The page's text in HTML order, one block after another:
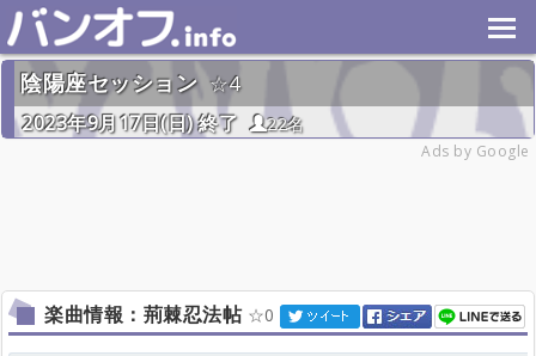
陰陽座セッション
4
2023年9月17日(日) 終了
22名
Ads by Google
楽曲情報：荊棘忍法帖 0